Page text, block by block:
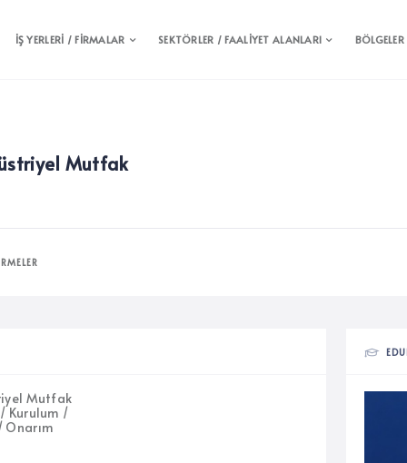
İŞ YERLERİ / FİRMALAR SEKTÖRLER / FAALİYET ALANLARI BÖLGELER
Mutfak
Mutfak
Kurulum /
Onarım